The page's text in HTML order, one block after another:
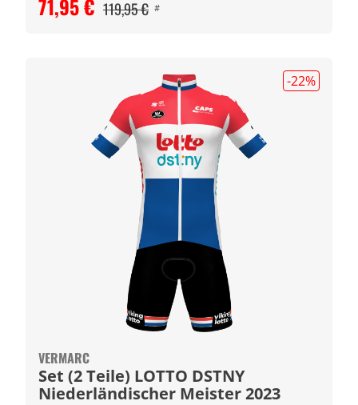
71,95 € 119,95 € #
-22%
VERMARC
Set (2 Teile) LOTTO DSTNY
Niederländischer Meister 2023